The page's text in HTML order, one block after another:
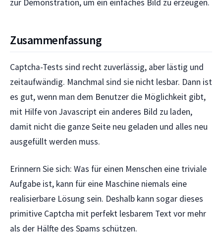
zur Demonstration, um ein einfaches Bild zu erzeugen.
Zusammenfassung
Captcha-Tests sind recht zuverlässig, aber lästig und
zeitaufwändig. Manchmal sind sie nicht lesbar. Dann ist
es gut, wenn man dem Benutzer die Möglichkeit gibt,
mit Hilfe von Javascript ein anderes Bild zu laden,
damit nicht die ganze Seite neu geladen und alles neu
ausgefüllt werden muss.
Erinnern Sie sich: Was für einen Menschen eine triviale
Aufgabe ist, kann für eine Maschine niemals eine
realisierbare Lösung sein. Deshalb kann sogar dieses
primitive Captcha mit perfekt lesbarem Text vor mehr
als der Hälfte des Spams schützen.